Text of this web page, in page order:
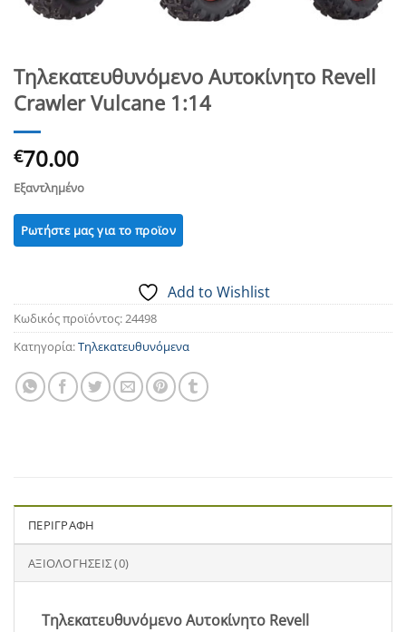
Τηλεκατευθυνόμενο Αυτοκίνητο Revell
Crawler Vulcane 1:14
€70.00
Εξαντλημένο
Add to Wishlist
Κωδικός προϊόντος:24498
Κατηγορία:Τηλεκατευθυνόμενα
ΠΕΡΙΓΡΑΦΉ
ΑΞΙΟΛΟΓΉΣΕΙΣ (0)
Τηλεκατευθυνόμενο Αυτοκίνητο Revell